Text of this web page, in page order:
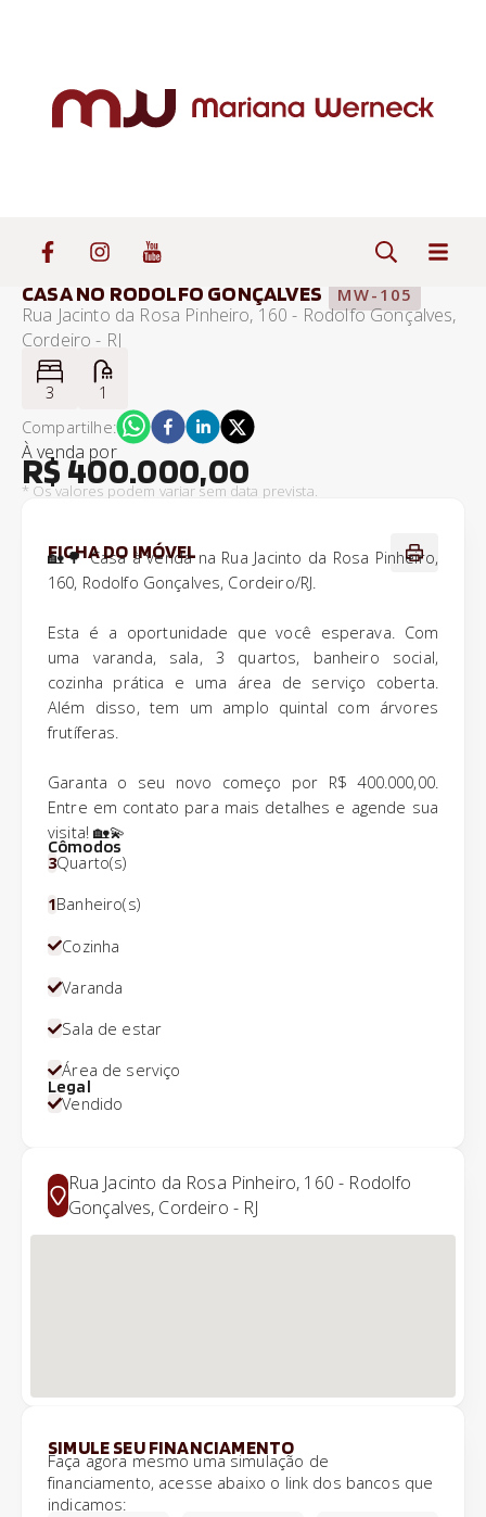
CASA NO RODOLFO GONÇALVES MW-105
Rua Jacinto da Rosa Pinheiro, 160 - Rodolfo Gonçalves,
Cordeiro - RJ
3
1
Compartilhe:
À venda por
R$ 400.000,00
* Os valores podem variar sem data prevista.
FICHA DO IMÓVEL
🏡🌳 Casa à venda na Rua Jacinto da Rosa Pinheiro,
160, Rodolfo Gonçalves, Cordeiro/RJ.
Esta é a oportunidade que você esperava. Com
uma varanda, sala, 3 quartos, banheiro social,
cozinha prática e uma área de serviço coberta.
Além disso, tem um amplo quintal com árvores
frutíferas.
Garanta o seu novo começo por R$ 400.000,00.
Entre em contato para mais detalhes e agende sua
visita! 🏡💫
Cômodos
3Quarto(s)
1Banheiro(s)
Cozinha
Varanda
Sala de estar
Área de serviço
Legal
Vendido
Rua Jacinto da Rosa Pinheiro, 160 - Rodolfo
Gonçalves, Cordeiro - RJ
SIMULE SEU FINANCIAMENTO
Faça agora mesmo uma simulação de
financiamento, acesse abaixo o link dos bancos que
indicamos: